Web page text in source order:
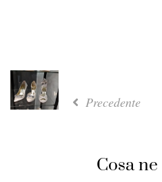
Precedente
Cosa